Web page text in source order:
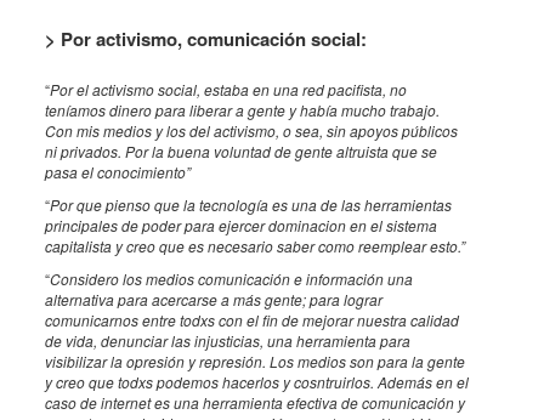
> Por activismo, comunicación social:
“Por el activismo social, estaba en una red pacifista, no
teníamos dinero para liberar a gente y había mucho trabajo.
Con mis medios y los del activismo, o sea, sin apoyos públicos
ni privados. Por la buena voluntad de gente altruista que se
pasa el conocimiento”
“Por que pienso que la tecnología es una de las herramientas
principales de poder para ejercer dominacion en el sistema
capitalista y creo que es necesario saber como reemplear esto.”
“Considero los medios comunicación e información una
alternativa para acercarse a más gente; para lograr
comunicarnos entre todxs con el fin de mejorar nuestra calidad
de vida, denunciar las injusticias, una herramienta para
visibilizar la opresión y represión. Los medios son para la gente
y creo que todxs podemos hacerlos y cosntruirlos. Además en el
caso de internet es una herramienta efectiva de comunicación y